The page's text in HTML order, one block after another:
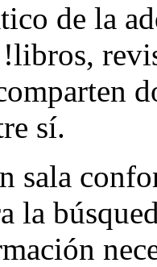
de la
sí.
sala
la